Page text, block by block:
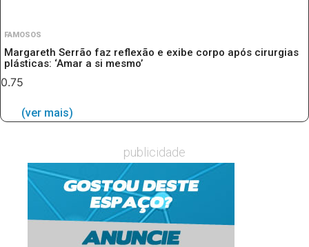
FAMOSOS
Margareth Serrão faz reflexão e exibe corpo após cirurgias
plásticas: ‘Amar a si mesmo’
(ver mais)
publicidade